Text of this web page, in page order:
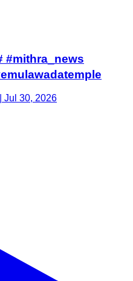
#mithra_news
Jul 30, 2026